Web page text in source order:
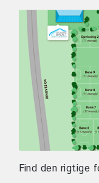
Find den rigtige